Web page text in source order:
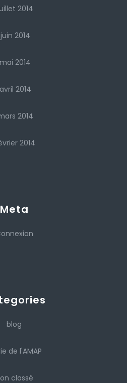
2014
juin 2014
mai 2014
avril 2014
2014
2014
Meta
blog
de l'AMAP
classé